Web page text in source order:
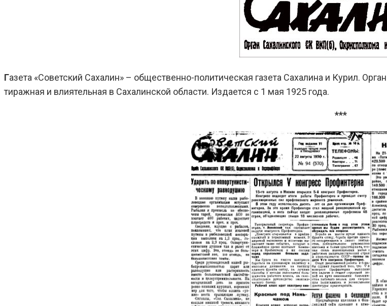
Газета «Советский Сахалин» – общественно-политическая газета Сахалина и Курил.
тиражная и влиятельная в Сахалинской области. Издается с 1 мая 1925 года.
***